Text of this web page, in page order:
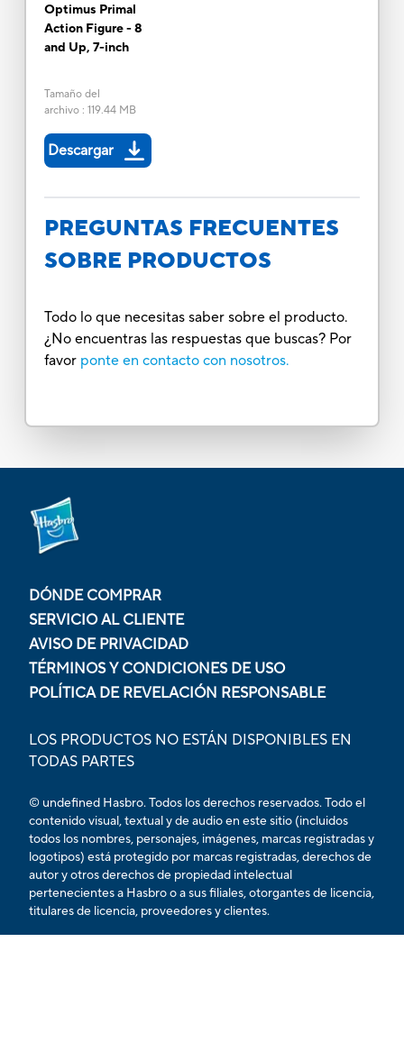
Optimus Primal
Action Figure - 8
and Up, 7-inch
Tamaño del
archivo: 119.44 MB
Descargar
PREGUNTAS FRECUENTES
SOBRE PRODUCTOS
Todo lo que necesitas saber sobre el producto.
¿No encuentras las respuestas que buscas? Por
favor ponte en contacto con nosotros.
DÓNDE COMPRAR
SERVICIO AL CLIENTE
AVISO DE PRIVACIDAD
TÉRMINOS Y CONDICIONES DE USO
POLÍTICA DE REVELACIÓN RESPONSABLE
LOS PRODUCTOS NO ESTÁN DISPONIBLES EN
TODAS PARTES
© undefined Hasbro. Todos los derechos reservados. Todo el
contenido visual, textual y de audio en este sitio (incluidos
todos los nombres, personajes, imágenes, marcas registradas y
logotipos) está protegido por marcas registradas, derechos de
autor y otros derechos de propiedad intelectual
pertenecientes a Hasbro o a sus filiales, otorgantes de licencia,
titulares de licencia, proveedores y clientes.